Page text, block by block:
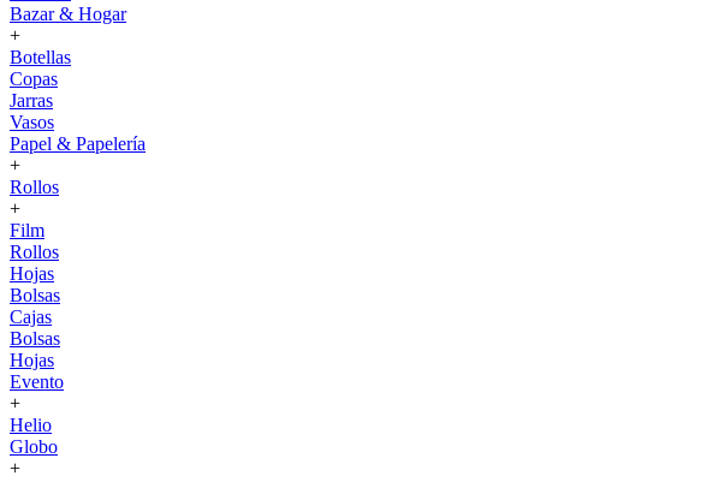
Bazar & Hogar
+
Botellas
Copas
Jarras
Vasos
Papel & Papelería
+
Rollos
+
Film
Rollos
Hojas
Bolsas
Cajas
Bolsas
Hojas
Evento
+
Helio
Globo
+